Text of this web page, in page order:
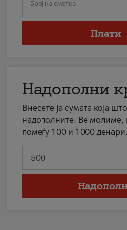
Број на сметка
Плати
Надополни
Внесете ја сумата која
надополните. Ве молиме,
помеѓу 100 и 1000 денари.